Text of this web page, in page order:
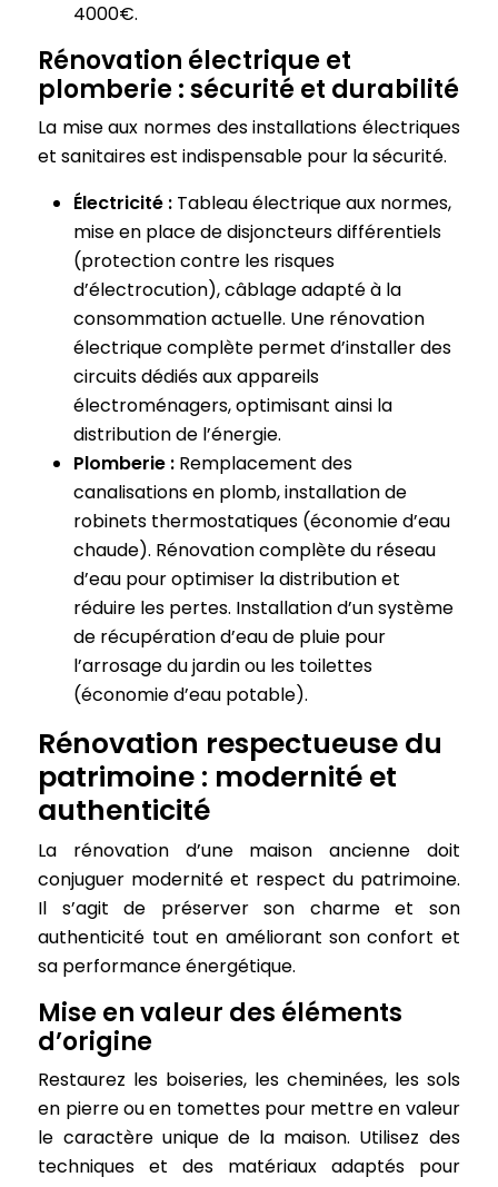
4000€.
Rénovation électrique et
plomberie : sécurité et durabilité
La mise aux normes des installations électriques
et sanitaires est indispensable pour la sécurité.
Électricité : Tableau électrique aux normes,
mise en place de disjoncteurs différentiels
(protection contre les risques
d’électrocution), câblage adapté à la
consommation actuelle. Une rénovation
électrique complète permet d’installer des
circuits dédiés aux appareils
électroménagers, optimisant ainsi la
distribution de l’énergie.
Plomberie : Remplacement des
canalisations en plomb, installation de
robinets thermostatiques (économie d’eau
chaude). Rénovation complète du réseau
d’eau pour optimiser la distribution et
réduire les pertes. Installation d’un système
de récupération d’eau de pluie pour
l’arrosage du jardin ou les toilettes
(économie d’eau potable).
Rénovation respectueuse du
patrimoine : modernité et
authenticité
La rénovation d’une maison ancienne doit
conjuguer modernité et respect du patrimoine.
Il s’agit de préserver son charme et son
authenticité tout en améliorant son confort et
sa performance énergétique.
Mise en valeur des éléments
d’origine
Restaurez les boiseries, les cheminées, les sols
en pierre ou en tomettes pour mettre en valeur
le caractère unique de la maison. Utilisez des
techniques et des matériaux adaptés pour